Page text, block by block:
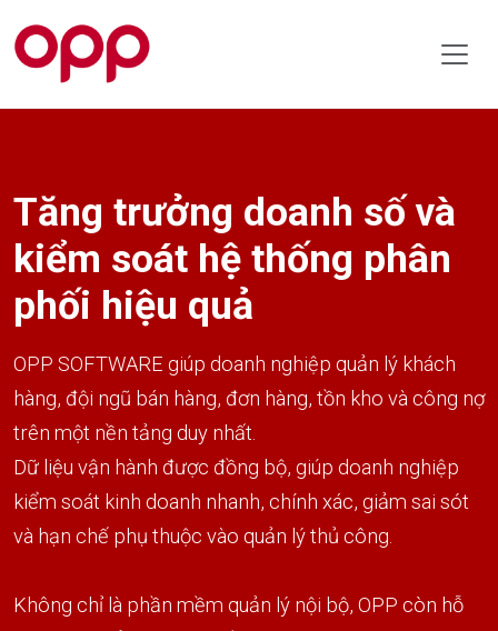
Tăng trưởng doanh số và
kiểm soát hệ thống phân
phối hiệu quả
OPP SOFTWARE giúp doanh nghiệp quản lý khách
hàng, đội ngũ bán hàng, đơn hàng, tồn kho và công nợ
trên một nền tảng duy nhất.
Dữ liệu vận hành được đồng bộ, giúp doanh nghiệp
kiểm soát kinh doanh nhanh, chính xác, giảm sai sót
và hạn chế phụ thuộc vào quản lý thủ công.
Không chỉ là phần mềm quản lý nội bộ, OPP còn hỗ